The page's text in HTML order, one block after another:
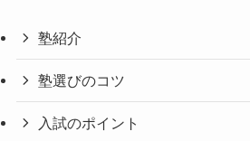
塾紹介
塾選びのコツ
入試のポイント